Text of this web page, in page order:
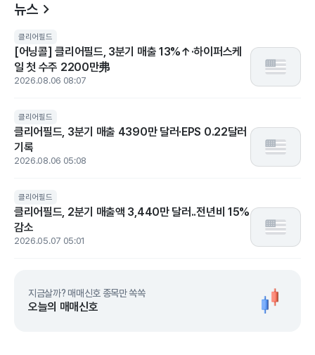
뉴스
클리어필드
[어닝콜] 클리어필드, 3분기 매출 13%↑·하이퍼스케
일 첫 수주 2200만弗
2026.08.06 08:07
클리어필드
클리어필드, 3분기 매출 4390만 달러·EPS 0.22달러
기록
2026.08.06 05:08
클리어필드
클리어필드, 2분기 매출액 3,440만 달러..전년비 15%
감소
2026.05.07 05:01
지금살까? 매매신호 종목만 쏙쏙
오늘의 매매신호